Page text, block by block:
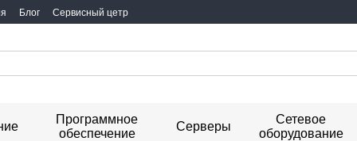
Блог Сервисный цетр
Программное
обеспечение
Серверы
Сетевое
оборудование